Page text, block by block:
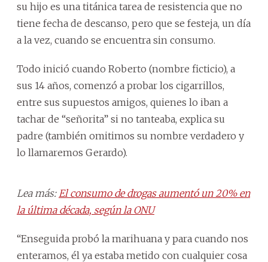
su hijo es una titánica tarea de resistencia que no
tiene fecha de descanso, pero que se festeja, un día
a la vez, cuando se encuentra sin consumo.
Todo inició cuando Roberto (nombre ficticio), a
sus 14 años, comenzó a probar los cigarrillos,
entre sus supuestos amigos, quienes lo iban a
tachar de “señorita” si no tanteaba, explica su
padre (también omitimos su nombre verdadero y
lo llamaremos Gerardo).
Lea más: El consumo de drogas aumentó un 20% en
la última década, según la ONU
“Enseguida probó la marihuana y para cuando nos
enteramos, él ya estaba metido con cualquier cosa